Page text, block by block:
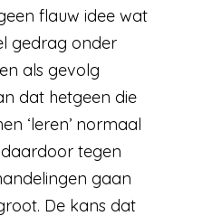
flauw idee wat
gedrag onder
als gevolg
dat hetgeen die
‘leren’ normaal
tegen
gaan
De kans dat